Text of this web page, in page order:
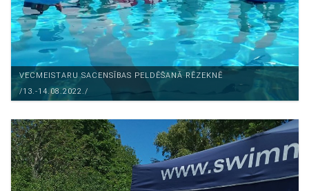
VECMEISTARU SACENSĪBAS PELDĒŠANĀ RĒZEKNĒ
/13.-14.08.2022./